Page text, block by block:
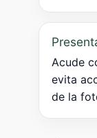
Acude
evita
de la